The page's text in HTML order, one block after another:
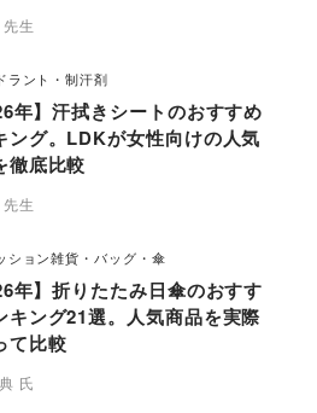
生
ラント・制汗剤
年】汗拭きシートのおすすめ
ング。LDKが女性向けの人気
徹底比較
生
ション雑貨・バッグ・傘
年】折りたたみ日傘のおすす
キング21選。人気商品を実際
て比較
氏